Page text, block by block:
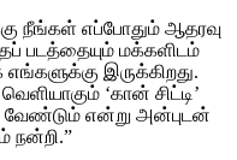
நீங்கள் எப்போதும் ஆதரவு
படத்தையும் மக்களிடம்
இருக்கிறது.
‘கான் சிட்டி’
என்று அன்புடன்
நன்றி.”